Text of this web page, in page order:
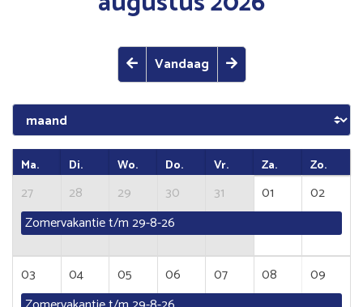
Vandaag
Ma. Di. Wo. Do. Vr. Za. Zo.
27 28 29 30 31 01
02
Zomervakantie t/m 29-8-26
03 04 05 06 07 08
09